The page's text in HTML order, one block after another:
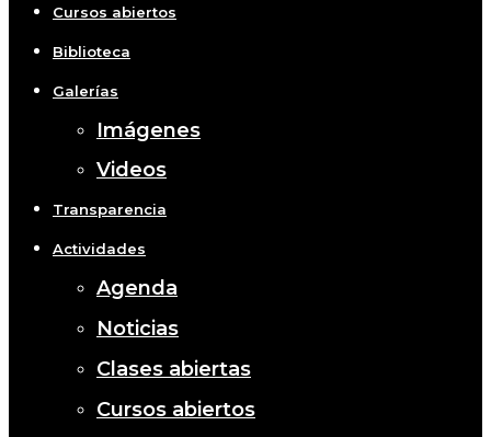
Cursos abiertos
Biblioteca
Galerías
Imágenes
Videos
Transparencia
Actividades
Agenda
Noticias
Clases abiertas
Cursos abiertos